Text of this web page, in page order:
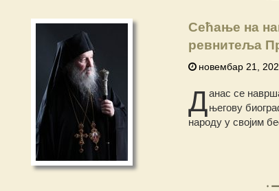
Сећање на
ревнитеља
новембар 21,
Данас се
његову
народу у својим